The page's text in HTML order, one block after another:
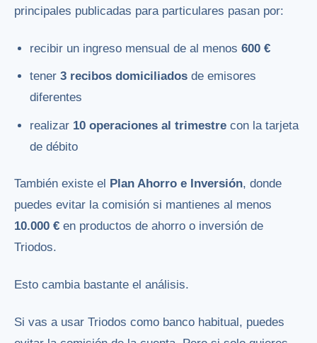
principales publicadas para particulares pasan por:
recibir un ingreso mensual de al menos600 €
tener3 recibos domiciliados de emisores
diferentes
realizar 10 operaciones al trimestre con la tarjeta
de débito
También existe el Plan Ahorro e Inversión, donde
puedes evitar la comisión si mantienes al menos
10.000 € en productos de ahorro o inversión de
Triodos.
Esto cambia bastante el análisis.
Si vas a usar Triodos como banco habitual, puedes